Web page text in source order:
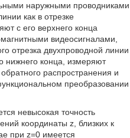
наружными проводниками
как в отрезке
с его верхнего конца
видеосигналами,
отрезка двухпроводной линии
нижнего конца, измеряют
распространения и
преобразовании
невысокая точность
координаты z, близких к
при z=0 имеется